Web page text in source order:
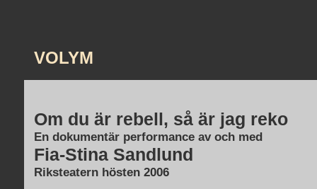
VOLYM
Om du är rebell, så är jag reko
En dokumentär performance av och med
Fia-Stina Sandlund
Riksteatern hösten 2006